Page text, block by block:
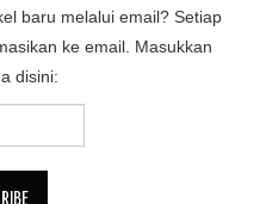
baru melalui email? Setiap
ke email. Masukkan
disini: